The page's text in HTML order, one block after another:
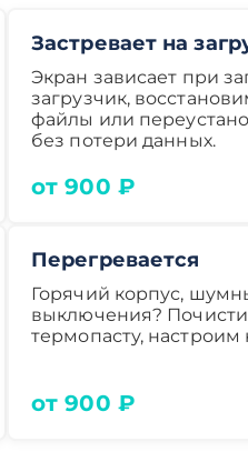
Застревает на
Экран зависает при
загрузчик,
файлы или
без потери данных.
от 900 ₽
Перегревается
Горячий корпус,
выключения?
термопасту, настроим
от 900 ₽